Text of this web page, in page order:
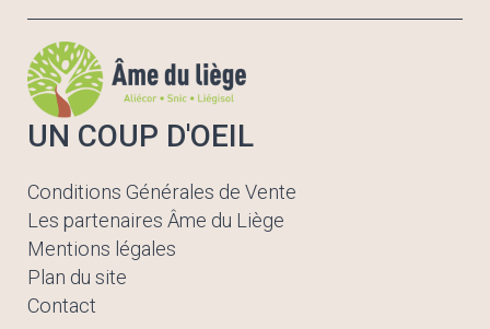
UN COUP D'OEIL
Conditions Générales de Vente
Les partenaires Âme du Liège
Mentions légales
Plan du site
Contact